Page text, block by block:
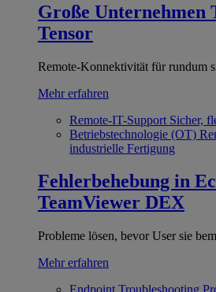
Große Unternehmen
Tensor
Remote-Konnektivität für rundum
Mehr erfahren
Remote-IT-Support Sicher,
Betriebstechnologie (OT)
industrielle Fertigung
Fehlerbehebung in
TeamViewer DEX
Probleme lösen, bevor User sie
Mehr erfahren